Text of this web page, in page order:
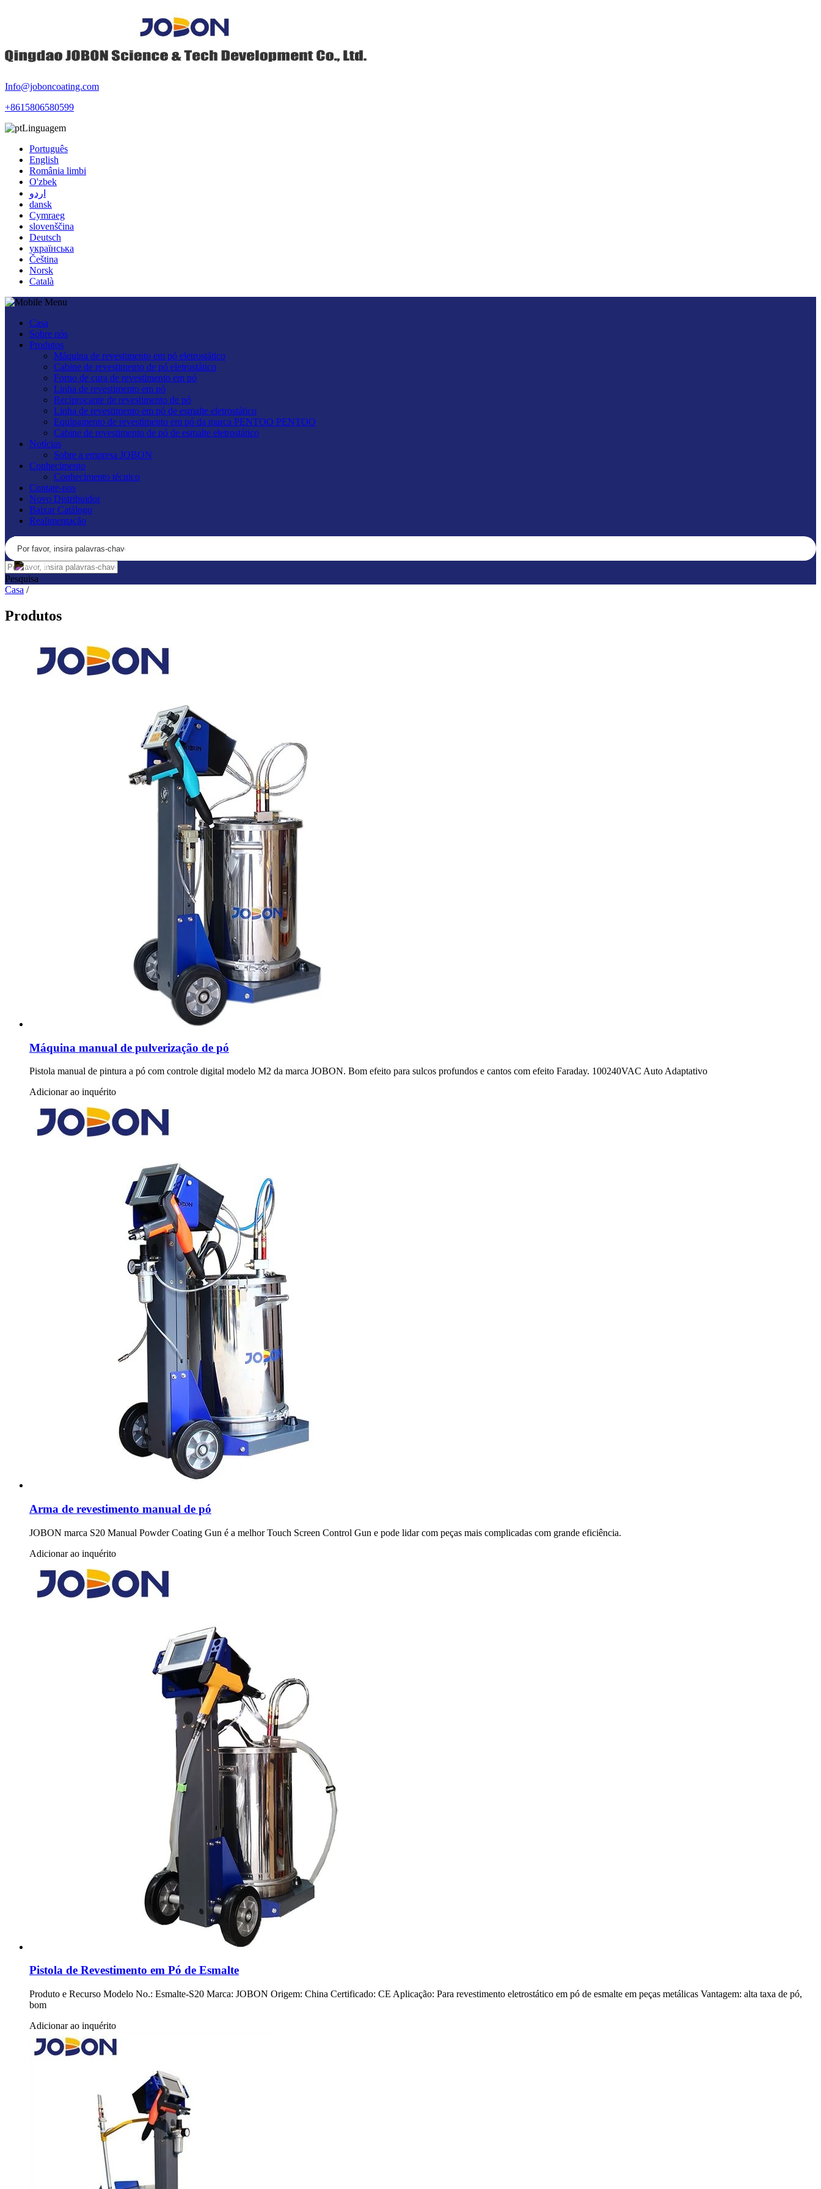
Info@joboncoating.com
+8615806580599
Linguagem
Português
English
România limbi
O'zbek
اردو
dansk
Cymraeg
slovenščina
Deutsch
українська
Čeština
Norsk
Català
Casa
Sobre nós
Produtos
Máquina de revestimento em pó eletrostático
Cabine de revestimento de pó eletrostático
Forno de cura de revestimento em pó
Linha de revestimento em pó
Reciprocante de revestimento de pó
Linha de revestimento em pó de esmalte eletrostático
Equipamento de revestimento em pó da marca PENTOO PENTOO
Cabine de revestimento de pó de esmalte eletrostático
Notícias
Sobre a empresa JOBON
Conhecimento
Conhecimento técnico
Contate-nos
Novo Distribuidor
Baixar Catálogo
Realimentação
Pesquisa
Casa /
Produtos
Máquina manual de pulverização de pó
Pistola manual de pintura a pó com controle digital modelo M2 da marca JOBON. Bom efeito para sulcos profundos e cantos com efeito Faraday. 100240VAC Auto Adaptativo
Adicionar ao inquérito
Arma de revestimento manual de pó
JOBON marca S20 Manual Powder Coating Gun é a melhor Touch Screen Control Gun e pode lidar com peças mais complicadas com grande eficiência.
Adicionar ao inquérito
Pistola de Revestimento em Pó de Esmalte
Produto e Recurso Modelo No.: Esmalte-S20 Marca: JOBON Origem: China Certificado: CE Aplicação: Para revestimento eletrostático em pó de esmalte em peças metálicas Vantagem: alta taxa de pó,
bom
Adicionar ao inquérito